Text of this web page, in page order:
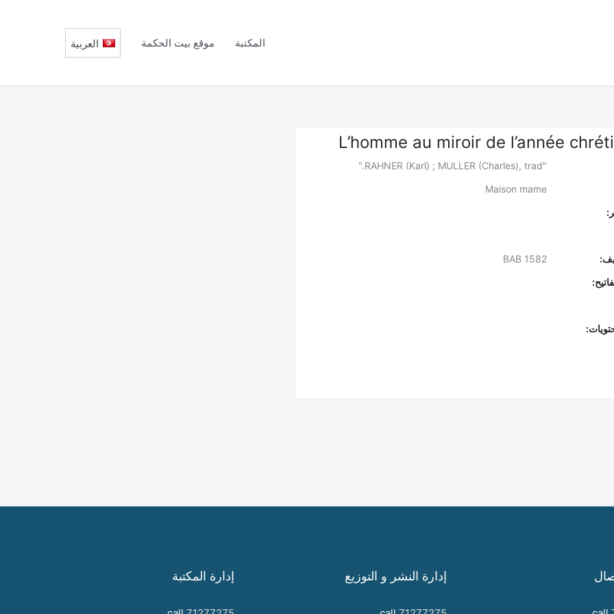
المكتبة موقع بيت الحكمة العربية
L’homme au miroir de l’année
"RAHNER (Karl) ; MULLER (Charles), trad."
إدارة النشر و التوزيع إدارة المكتبة